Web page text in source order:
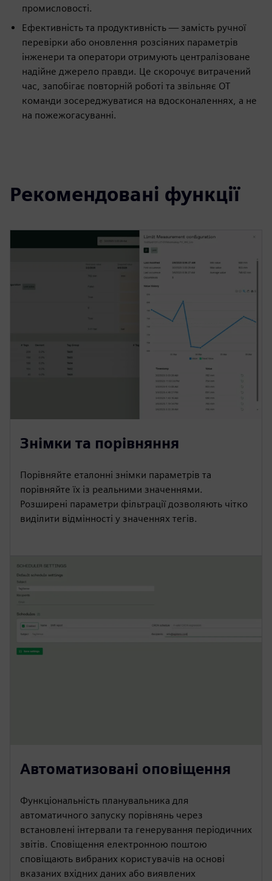
промисловості.
Ефективність та продуктивність — замість ручної
перевірки або оновлення розсіяних параметрів
інженери та оператори отримують централізоване
надійне джерело правди. Це скорочує витрачений
час, запобігає повторній роботі та звільняє ОТ
команди зосереджуватися на вдосконаленнях, а не
на пожежогасуванні.
Рекомендовані функції
Знімки та порівняння
Порівняйте еталонні знімки параметрів та
порівняйте їх із реальними значеннями.
Розширені параметри фільтрації дозволяють чітко
виділити відмінності у значеннях тегів.
Автоматизовані оповіщення
Функціональність планувальника для
автоматичного запуску порівнянь через
встановлені інтервали та генерування періодичних
звітів. Сповіщення електронною поштою
сповіщають вибраних користувачів на основі
вказаних вхідних даних або виявлених